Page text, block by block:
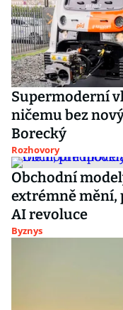
Supermoderní
ničemu bez
Borecký
Rozhovory
Obchodní
extrémně mění,
AI revoluce
Byznys